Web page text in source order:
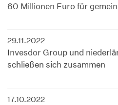
60 Millionen Euro für
29.11.2022
Invesdor Group und
schließen sich zusammen
17.10.2022